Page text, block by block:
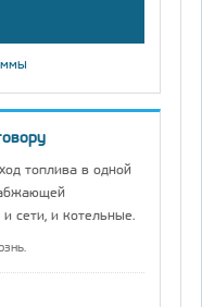
топлива в одной
сети, и котельные.